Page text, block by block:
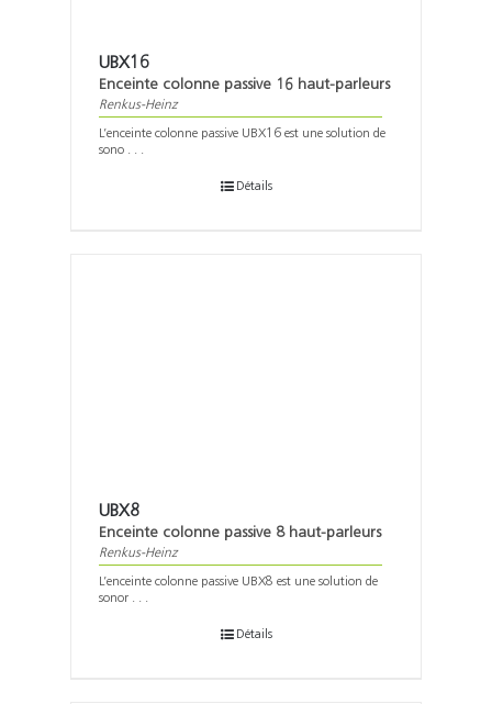
UBX16
Enceinte colonne passive 16 haut-parleurs
Renkus-Heinz
L’enceinte colonne passive UBX16 est une solution de
sono . . .
Détails
UBX8
Enceinte colonne passive 8 haut-parleurs
Renkus-Heinz
L’enceinte colonne passive UBX8 est une solution de
sonor . . .
Détails